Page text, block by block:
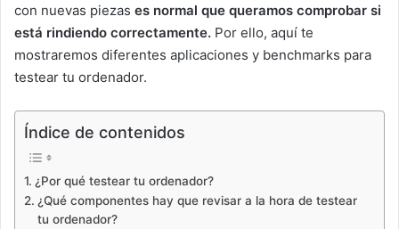
con nuevas piezas es normal que queramos comprobar si
está rindiendo correctamente. Por ello, aquí te
mostraremos diferentes aplicaciones y benchmarks para
testear tu ordenador.
Índice de contenidos
¿Por qué testear tu ordenador?
¿Qué componentes hay que revisar a la hora de testear
tu ordenador?